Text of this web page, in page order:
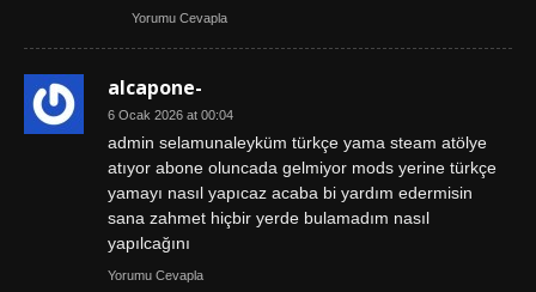
Yorumu Cevapla
alcapone-
6 Ocak 2026 at 00:04
admin selamunaleyküm türkçe yama steam atölye
atıyor abone oluncada gelmiyor mods yerine türkçe
yamayı nasıl yapıcaz acaba bi yardım edermisin
sana zahmet hiçbir yerde bulamadım nasıl
yapılcağını
Yorumu Cevapla